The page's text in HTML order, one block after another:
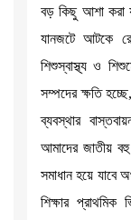
বড় কিছু আশা করা
যানজটে আটকে
শিশুস্বাস্থ্য ও
সম্পদের ক্ষতি
ব্যবস্থার
আমাদের জাতীয়
সমাধান হয়ে যাবে
শিক্ষার